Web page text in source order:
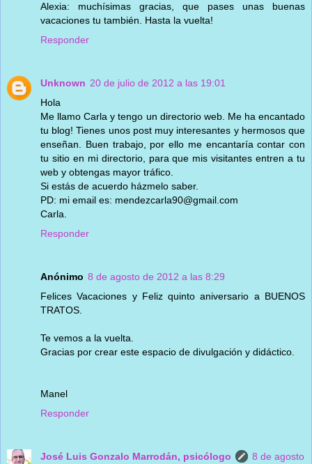
Alexia: muchísimas gracias, que pases unas buenas
vacaciones tu también. Hasta la vuelta!
Responder
Unknown 20 de julio de 2012 a las 19:01
Hola
Me llamo Carla y tengo un directorio web. Me ha encantado
tu blog! Tienes unos post muy interesantes y hermosos que
enseñan. Buen trabajo, por ello me encantaría contar con
tu sitio en mi directorio, para que mis visitantes entren a tu
web y obtengas mayor tráfico.
Si estás de acuerdo házmelo saber.
PD: mi email es: mendezcarla90@gmail.com
Carla.
Responder
Anónimo 8 de agosto de 2012 a las 8:29
Felices Vacaciones y Feliz quinto aniversario a BUENOS
TRATOS.
Te vemos a la vuelta.
Gracias por crear este espacio de divulgación y didáctico.
Manel
Responder
José Luis Gonzalo Marrodán, psicólogo
8 de agosto